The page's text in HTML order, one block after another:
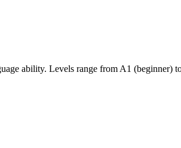
ability. Levels range from A1 (beginner)